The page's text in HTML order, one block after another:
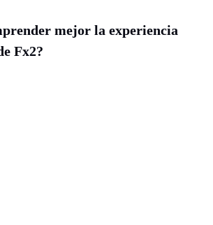
mejor la experiencia
Fx2?